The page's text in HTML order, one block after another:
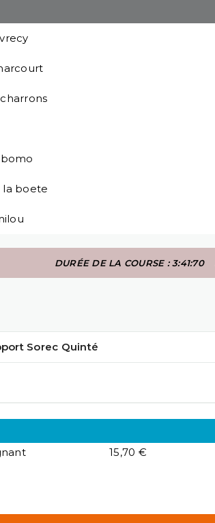
la boete
DURÉE DE LA COURSE : 3:41:70
Sorec Quinté
15,70 €